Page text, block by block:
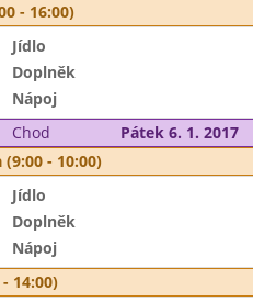
- 16:00)
Jídlo
Doplněk
Nápoj
Chod Pátek 6. 1. 2017
- 10:00)
Jídlo
Doplněk
Nápoj
14:00)